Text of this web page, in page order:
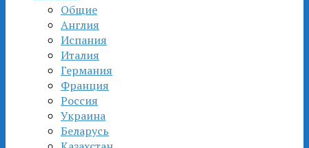
Общие
Англия
Испания
Италия
Германия
Франция
Россия
Украина
Беларусь